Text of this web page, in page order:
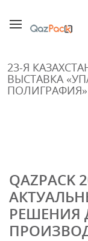
23-Я
ВЫСТАВКА
ПОЛИГРАФИЯ»
РЕШЕНИЯ